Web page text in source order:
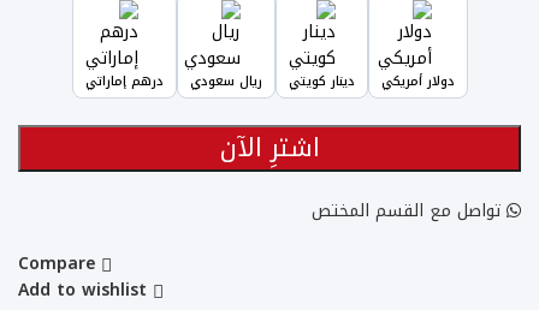
دولار أمريكي دينار كويتي ريال سعودي درهم إماراتي
اشترِ الآن
تواصل مع القسم المختص
Compare
Add to wishlist